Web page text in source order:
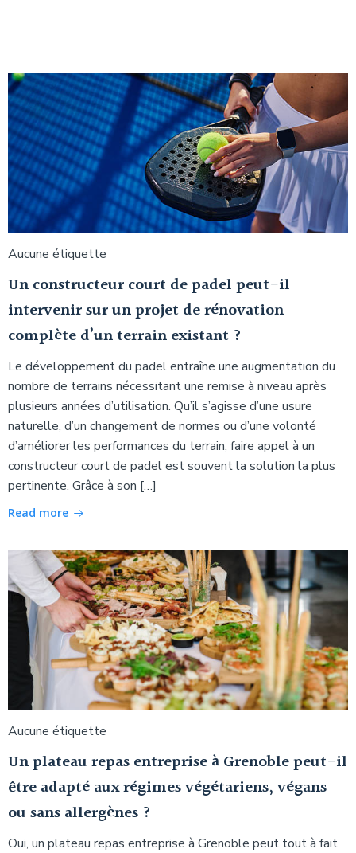
Aucune étiquette
Un constructeur court de padel peut-il
intervenir sur un projet de rénovation
complète d’un terrain existant ?
Le développement du padel entraîne une augmentation du
nombre de terrains nécessitant une remise à niveau après
plusieurs années d’utilisation. Qu’il s’agisse d’une usure
naturelle, d’un changement de normes ou d’une volonté
d’améliorer les performances du terrain, faire appel à un
constructeur court de padel est souvent la solution la plus
pertinente. Grâce à son […]
Read more
Aucune étiquette
Un plateau repas entreprise à Grenoble peut-il
être adapté aux régimes végétariens, végans
ou sans allergènes ?
Oui, un plateau repas entreprise à Grenoble peut tout à fait